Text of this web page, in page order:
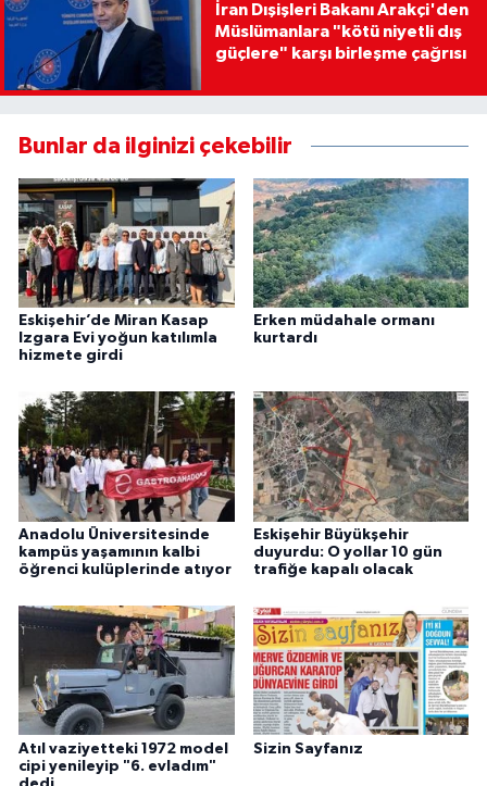
İran Dışişleri Bakanı Arakçi'den
Müslümanlara "kötü niyetli dış
güçlere" karşı birleşme çağrısı
Bunlar da ilginizi çekebilir
Eskişehir’de Miran Kasap
Izgara Evi yoğun katılımla
hizmete girdi
Erken müdahale ormanı
kurtardı
Anadolu Üniversitesinde
kampüs yaşamının kalbi
öğrenci kulüplerinde atıyor
Eskişehir Büyükşehir
duyurdu: O yollar 10 gün
trafiğe kapalı olacak
Atıl vaziyetteki 1972 model
cipi yenileyip "6. evladım"
Sizin Sayfanız